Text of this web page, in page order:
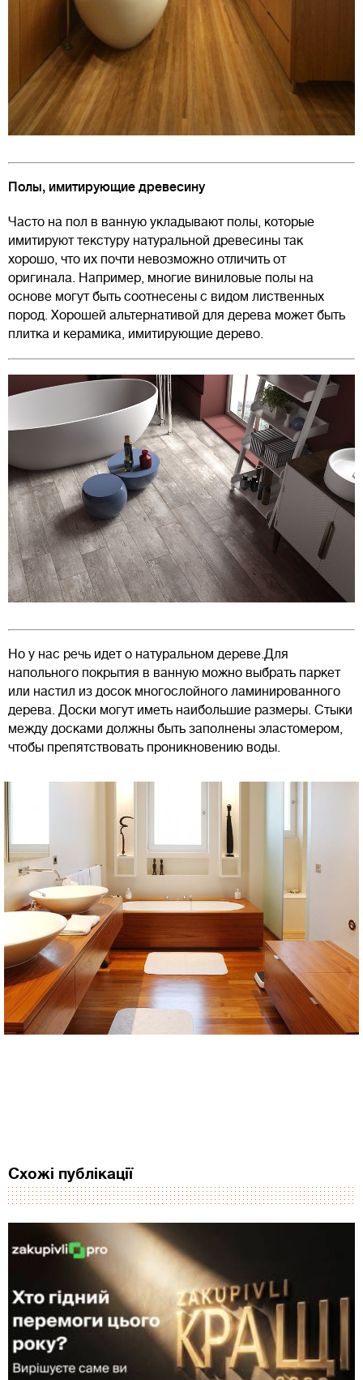
Полы, имитирующие древесину
Часто на пол в ванную укладывают полы, которые
имитируют текстуру натуральной древесины так
хорошо, что их почти невозможно отличить от
оригинала. Например, многие виниловые полы на
основе могут быть соотнесены с видом лиственных
пород. Хорошей альтернативой для дерева может быть
плитка и керамика, имитирующие дерево.
Но у нас речь идет о натуральном дереве.Для
напольного покрытия в ванную можно выбрать паркет
или настил из досок многослойного ламинированного
дерева. Доски могут иметь наибольшие размеры. Стыки
между досками должны быть заполнены эластомером,
чтобы препятствовать проникновению воды.
Схожі публікації